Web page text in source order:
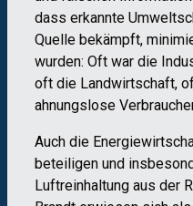
dass erkannte
Quelle bekämpft,
wurden: Oft war die
oft die Landwirtschaft,
ahnungslose
Auch die
beteiligen und
Luftreinhaltung aus der